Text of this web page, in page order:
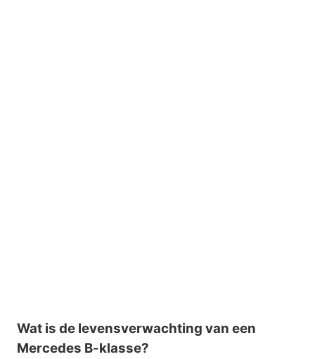
Wat is de levensverwachting van een
Mercedes B-klasse?